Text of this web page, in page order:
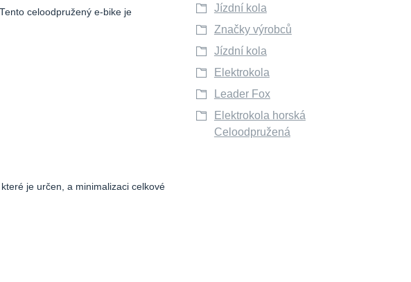
celoodpružený e-bike je
je určen, a minimalizaci celkové
Jízdní kola
Značky výrobců
Jízdní kola
Elektrokola
Leader Fox
Elektrokola horská
Celoodpružená